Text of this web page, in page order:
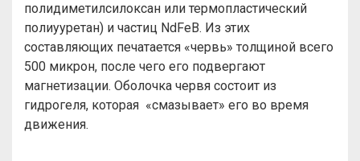
полидиметилсилоксан или термопластический
полиууретан) и частиц NdFeB. Из этих
составляющих печатается «червь» толщиной всего
500 микрон, после чего его подвергают
магнетизации. Оболочка червя состоит из
гидрогеля, которая «смазывает» его во время
движения.